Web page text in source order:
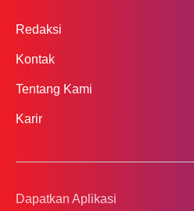
Redaksi
Kontak
Tentang Kami
Karir
Dapatkan Aplikasi